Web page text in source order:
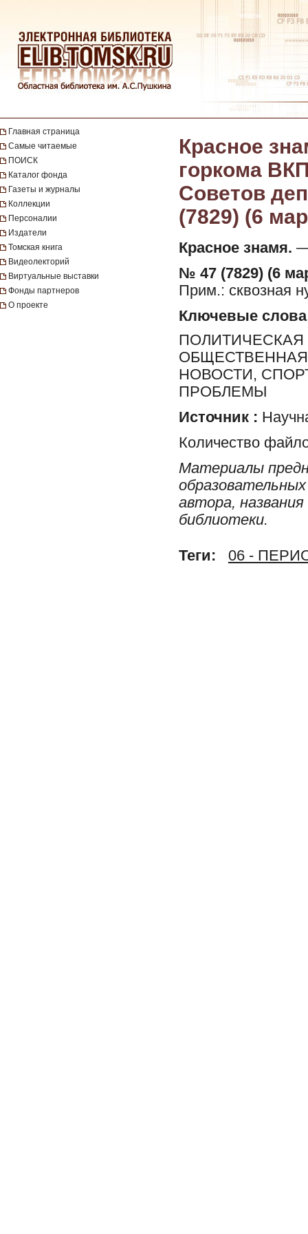
Главная страница
Самые читаемые
ПОИСК
Каталог фонда
Газеты и журналы
Коллекции
Персоналии
Издатели
Томская книга
Видеолекторий
Виртуальные выставки
Фонды партнеров
О проекте
Красное
горкома
Советов
(7829) (6
Красное знамя. —
№ 47 (7829) (6
Прим.: сквозная
Ключевые слова
НОВОСТИ,
ПРОБЛЕМЫ
Источник :
Количество
Материалы
автора,
библиотеки.
Теги: 06 -